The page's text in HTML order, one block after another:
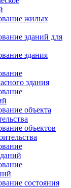
жилых
зданий для
здания
здания
объекта
объектов
состояния